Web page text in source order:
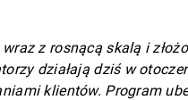
wraz z rosnącą skalą i
działają dziś w
klientów. Program